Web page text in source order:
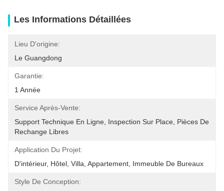
Les Informations Détaillées
Lieu D'origine:
Le Guangdong
Garantie:
1 Année
Service Après-Vente:
Support Technique En Ligne, Inspection Sur Place, Pièces De
Rechange Libres
Application Du Projet:
D'intérieur, Hôtel, Villa, Appartement, Immeuble De Bureaux
Style De Conception: